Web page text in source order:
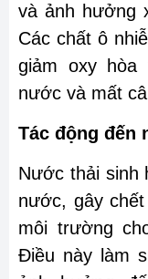
và ảnh hưởng
Các chất ô
giảm oxy
nước và mất
Tác động đến
Nước thải sinh
nước, gây
môi trường
Điều này làm